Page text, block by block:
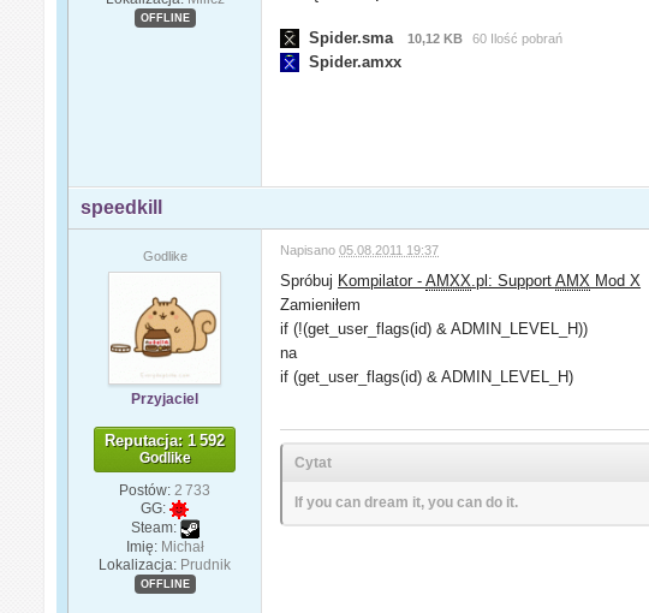
OFFLINE
Spider.sma 10,12 KB 60 Ilość pobrań
Spider.amxx
speedkill
Godlike
Przyjaciel
Reputacja: 1 592
Godlike
Postów: 2 733
GG:
Steam:
Imię: Michał
Lokalizacja: Prudnik
OFFLINE
Napisano05.08.2011 19:37
Spróbuj Kompilator -AMXX .pl: SupportAMX Mod X
Zamieniłem
if (!(get_user_flags(id) & ADMIN_LEVEL_H))
na
if (get_user_flags(id) & ADMIN_LEVEL_H)
Cytat
If you can dream it, you can do it.